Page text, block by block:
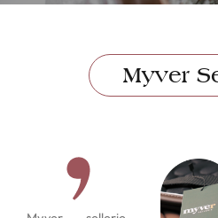
Myver